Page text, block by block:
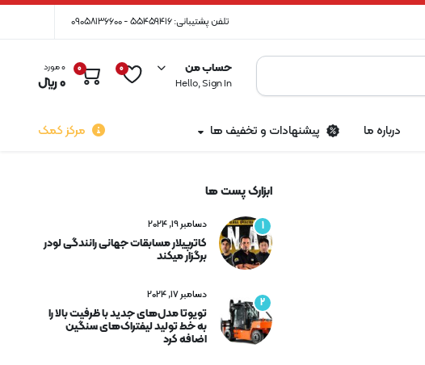
تلفن پشتیبانی: 55459416 - 09058136600
حساب من
Hello, Sign In
0
0 0 مورد
0﷼
درباره ما پیشنهادات و تخفیف ها مرکز کمک
ابزارک پست ها
1 دسامبر 19, 2024
کاترپیلار مسابقات جهانی رانندگی لودر
برگزار میکند
2
دسامبر 17, 2024
تویوتا مدل‌های جدید با ظرفیت بالا را
به خط تولید لیفتراک‌های سنگین
اضافه کرد